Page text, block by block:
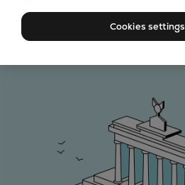
Discover stories
LocationfinderCookies settings